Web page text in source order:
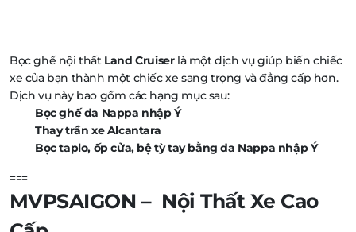
Bọc ghế nội thất Land Cruiserlà một dịch vụ giúp biến chiếc
xe của bạn thành một chiếc xe sang trọng và đẳng cấp hơn.
Dịch vụ này bao gồm các hạng mục sau:
Bọc ghế da Nappa nhập Ý
Thay trần xe Alcantara
Bọc taplo, ốp cửa, bệ tỳ tay bằng da Nappa nhập Ý
===
MVPSAIGON – Nội Thất Xe Cao